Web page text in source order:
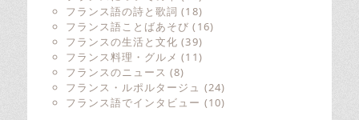
フランス語の詩と歌詞 (18)
フランス語ことばあそび (16)
フランスの生活と文化 (39)
フランス料理・グルメ (11)
フランスのニュース (8)
フランス・ルポルタージュ (24)
フランス語でインタビュー (10)